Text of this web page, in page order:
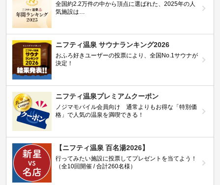
全国約2.2万件の中から頂点に選ばれた、2025年の人
気施設は…
ニフティ温泉 サウナランキング2026
おふろ好きユーザーの投票により、全国No.1サウナが
決定！
ニフティ温泉プレミアムクーポン
ノジマモバイル会員向け 通常よりもお得な「特別価
格」で人気の温泉を満喫できる！
【ニフティ温泉 百名湯2026】
行ってみたい施設に投票してプレゼントを当てよう！
（全10回開催 / 合計260名様）